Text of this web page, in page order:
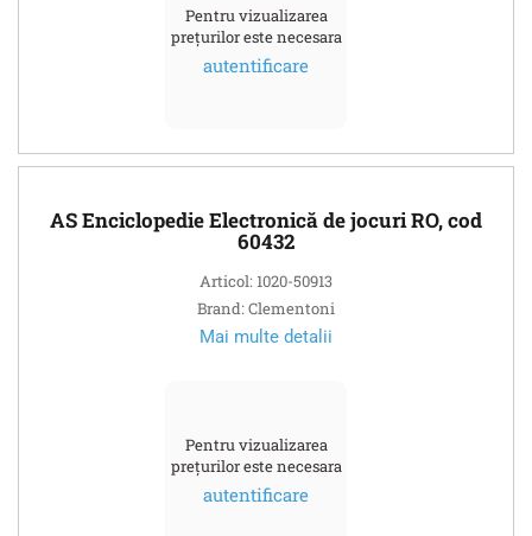
Pentru vizualizarea
prețurilor este necesara
autentificare
AS Enciclopedie Electronică de jocuri RO, cod
60432
Articol: 1020-50913
Brand: Clementoni
Mai multe detalii
Pentru vizualizarea
prețurilor este necesara
autentificare